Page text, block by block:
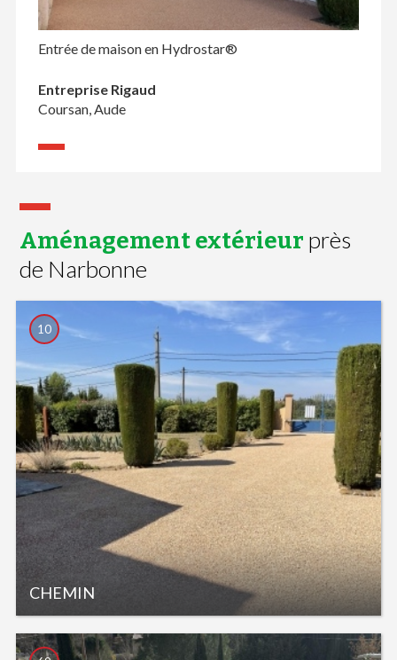
Entrée de maison en Hydrostar®
Entreprise Rigaud
Coursan, Aude
Aménagement extérieur près
de Narbonne
CHEMIN
10